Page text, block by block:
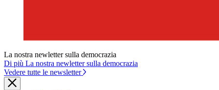
La nostra newletter sulla democrazia
Di più La nostra newletter sulla democrazia
Vedere tutte le newsletter